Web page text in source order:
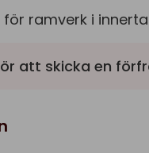
ramverk i
att skicka en